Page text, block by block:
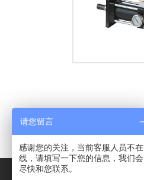
请您留言
感谢您的关注，当前客服人员不在
线，请填写一下您的信息，我们会
尽快和您联系。